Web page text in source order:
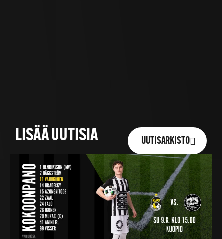
LISÄÄ UUTISIA UUTISARKISTO